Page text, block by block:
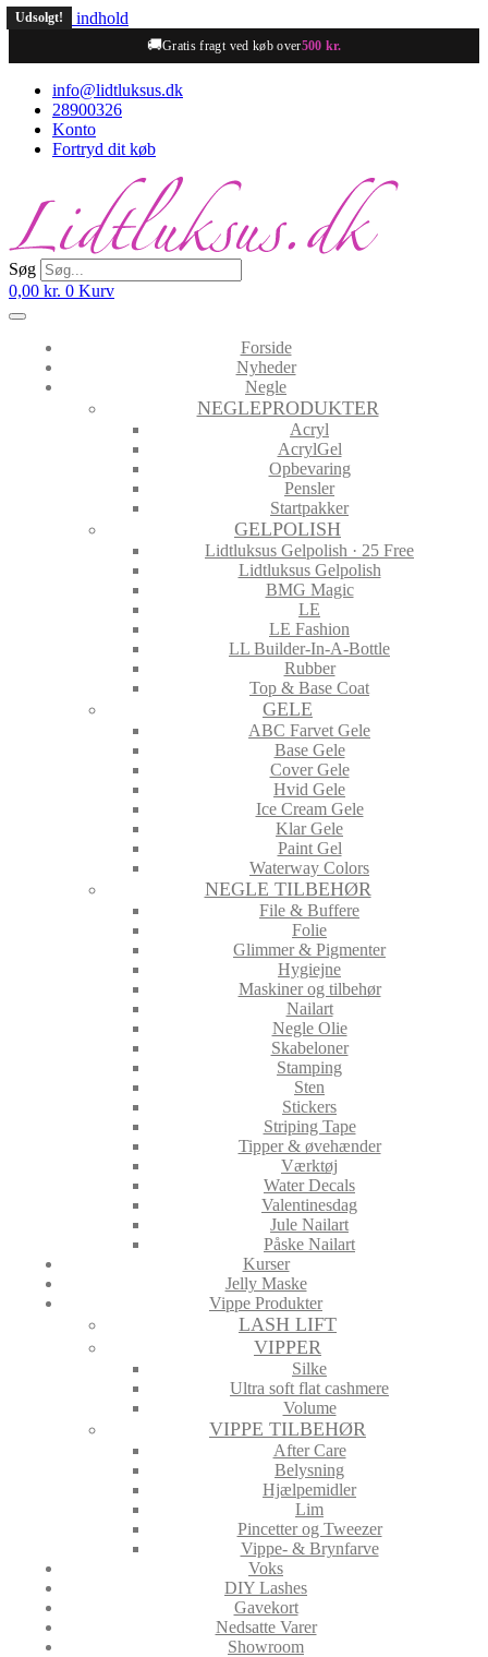
Videre til indhold
🚚Gratis fragt ved køb over500 kr.
info@lidtluksus.dk
28900326
Konto
Fortryd dit køb
Søg
0,00 kr. 0 Kurv
Forside
Nyheder
Negle
NEGLEPRODUKTER
Acryl
AcrylGel
Opbevaring
Pensler
Startpakker
GELPOLISH
Lidtluksus Gelpolish · 25 Free
Lidtluksus Gelpolish
BMG Magic
LE
LE Fashion
LL Builder-In-A-Bottle
Rubber
Top & Base Coat
GELE
ABC Farvet Gele
Base Gele
Cover Gele
Hvid Gele
Ice Cream Gele
Klar Gele
Paint Gel
Waterway Colors
NEGLE TILBEHØR
File & Buffere
Folie
Glimmer & Pigmenter
Hygiejne
Maskiner og tilbehør
Nailart
Negle Olie
Skabeloner
Stamping
Sten
Stickers
Striping Tape
Tipper & øvehænder
Værktøj
Water Decals
Valentinesdag
Jule Nailart
Påske Nailart
Kurser
Jelly Maske
Vippe Produkter
LASH LIFT
VIPPER
Silke
Ultra soft flat cashmere
Volume
VIPPE TILBEHØR
After Care
Belysning
Hjælpemidler
Lim
Pincetter og Tweezer
Vippe- & Brynfarve
Voks
DIY Lashes
Gavekort
Nedsatte Varer
Showroom
Udsolgt!